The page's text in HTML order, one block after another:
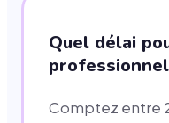
Quel délai
Comptez entre